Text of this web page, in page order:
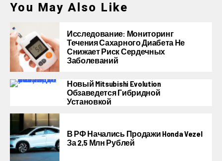
You May Also Like
Исследование: Мониторинг
Течения Сахарного Диабета Не
Снижает Риск Сердечных
Заболеваний
Новый Mitsubishi Evolution
Обзаведется Гибридной
Установкой
В РФ Начались Продажи Honda Vezel
За 2,5 Млн Рублей